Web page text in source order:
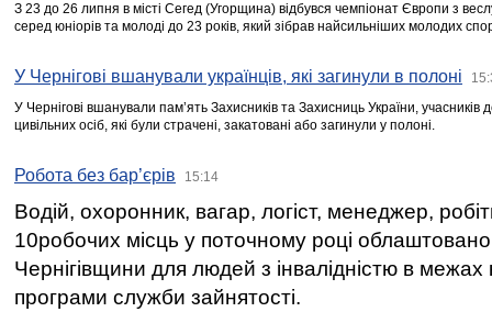
З 23 до 26 липня в місті Сегед (Угорщина) відбувся чемпіонат Європи з
серед юніорів та молоді до 23 років, який зібрав найсильніших молодих
У Чернігові вшанували українців, які загинули в полоні
У Чернігові вшанували пам’ять Захисників та Захисниць України,
цивільних осіб, які були страчені, закатовані або загинули у полоні.
Робота без бар’єрів 15:14
Водій, охоронник, вагар, логіст, менеджер,
10робочих місць у поточному році
Чернігівщини для людей з інвалідністю в межах
програми служби зайнятості.